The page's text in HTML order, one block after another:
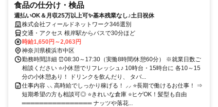
食品の仕分け・検品
週払いOK＆月収25万以上可✨基本残業なし♪土日祝休
株式会社フィールドネットワーク346選別
交通・アクセス 根岸駅からバスで30分ほど
時給1,650円～2,063円
神奈川県横浜市中区
勤務時間詳細 ⏰08:30～17:30（実働8時間/休憩60分） ※就業日数ご
相談ください ⭐小休憩でリフレッシュ♪ 10時台・15時台に 各10～15
分の小休憩あり！ ドリンクを飲んだり、 タバ...
仕事内容 ⸜⸜ 高時給でしっかり稼げる！ ⸝⸝ ⭐長期で働けるお仕事！ ⇒
短期希望の方も相談可◎ ⭐きれいな倉庫 ⭐ヒゲOK！髪型も自由
════════════════ ナッツや落花...